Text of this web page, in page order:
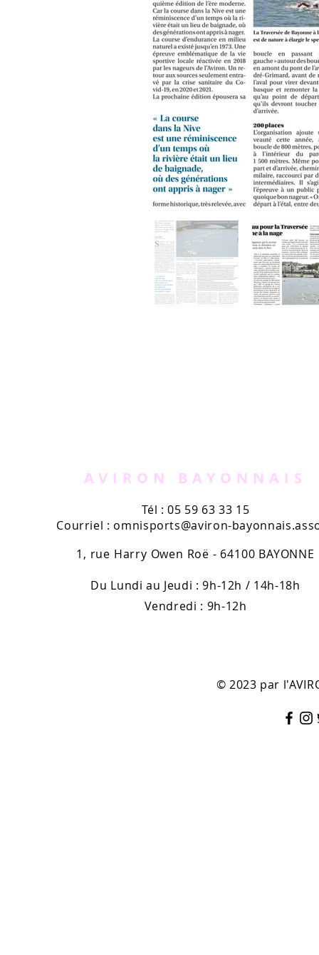
AVIRON BAYONNAIS
Tél : 05 59 63 33 15
Courriel : omnisports@aviron-
1, rue Harry Owen Roë - 64100 BAYONNE
Du Lundi au Jeudi : 9h-12h / 14h-18h
Vendredi : 9h-12h
© 2023 par